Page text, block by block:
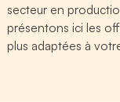
secteur en
présentons ici les
plus adaptées à